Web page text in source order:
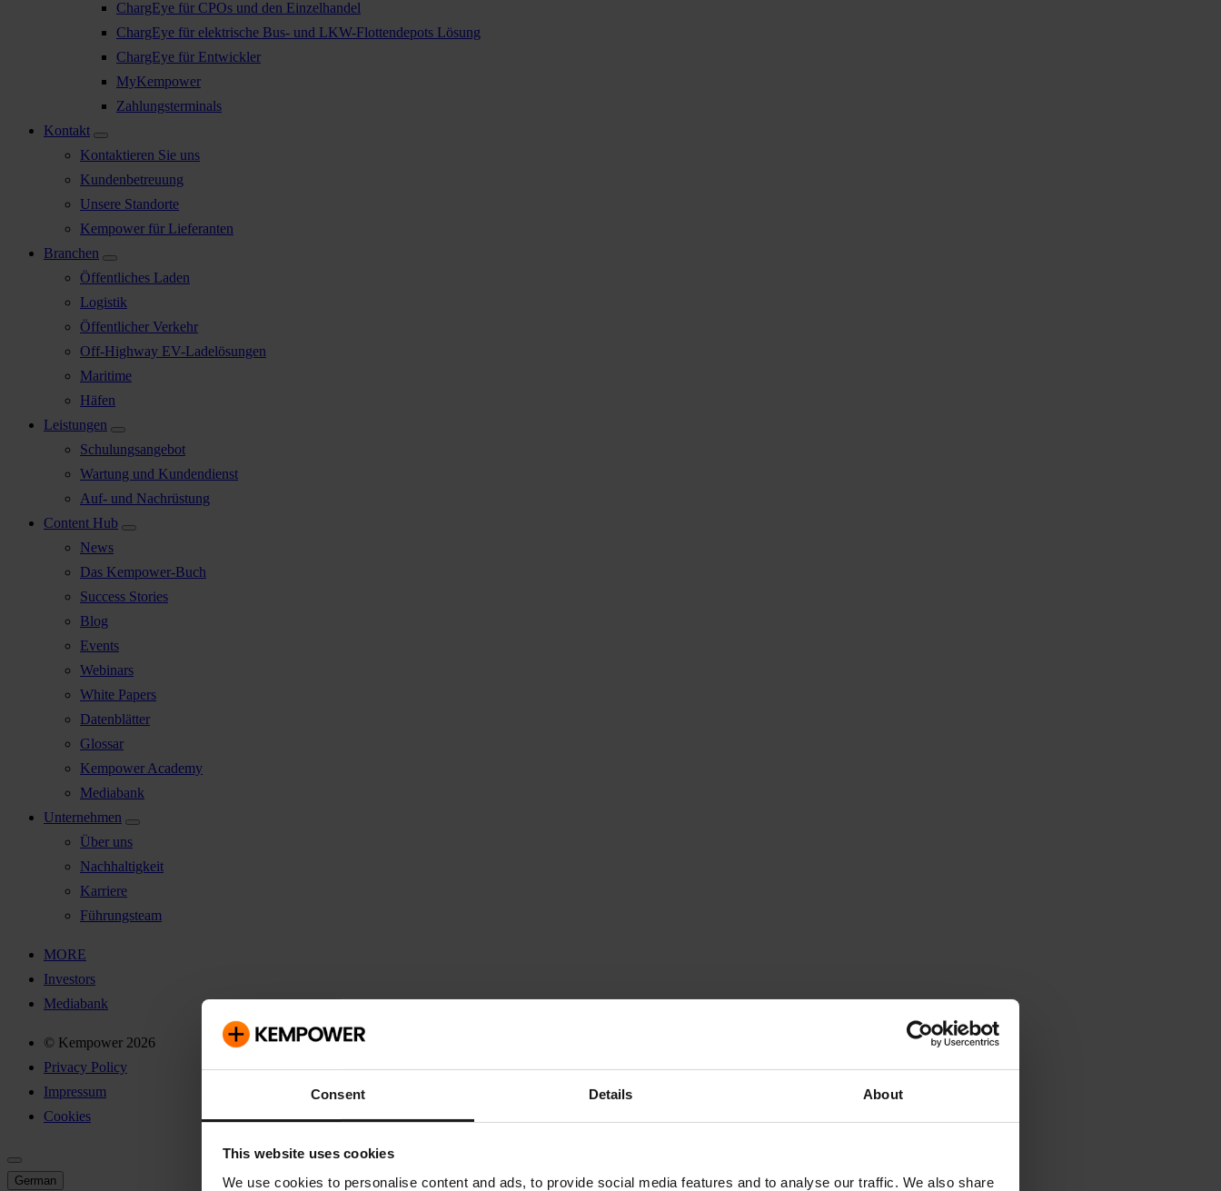
Consent Details About
This website uses cookies
We use cookies to personalise content and ads, to provide social media features and to analyse our traffic. We also share
ChargEye für CPOs und den Einzelhandel
ChargEye für elektrische Bus- und LKW-Flottendepots Lösung
ChargEye für Entwickler
MyKempower
Zahlungsterminals
Kontakt
Kontaktieren Sie uns
Kundenbetreuung
Unsere Standorte
Kempower für Lieferanten
Branchen
Öffentliches Laden
Logistik
Öffentlicher Verkehr
Off-Highway EV-Ladelösungen
Maritime
Häfen
Leistungen
Schulungsangebot
Wartung und Kundendienst
Auf- und Nachrüstung
Content Hub
News
Das Kempower-Buch
Success Stories
Blog
Events
Webinars
White Papers
Datenblätter
Glossar
Kempower Academy
Mediabank
Unternehmen
Über uns
Nachhaltigkeit
Karriere
Führungsteam
MORE
Investors
Mediabank
© Kempower 2026
Privacy Policy
Impressum
Cookies
German